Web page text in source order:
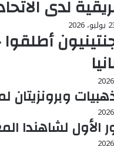
لدى
2026
وبرونزيتان
الأول لشاهندا